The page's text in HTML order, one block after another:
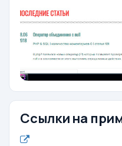
Ссылки на